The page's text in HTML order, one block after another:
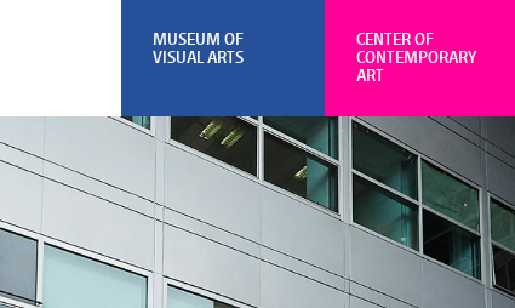
CENTER OF
CONTEMPORARY
ART
MUSEUM OF
VISUAL ARTS